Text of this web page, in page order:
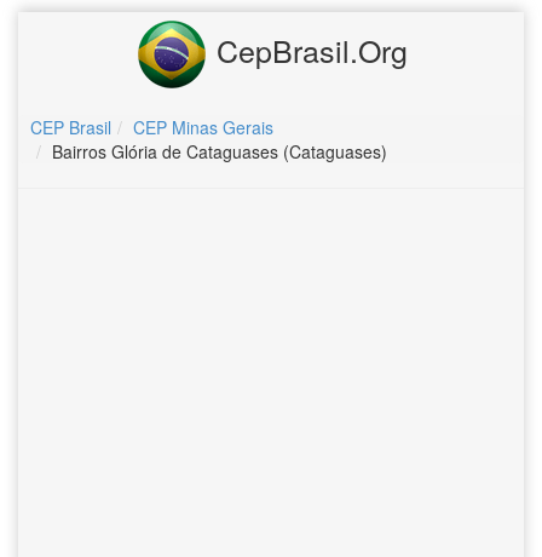
CepBrasil.Org
CEP Brasil
CEP Minas Gerais
Bairros Glória de Cataguases (Cataguases)